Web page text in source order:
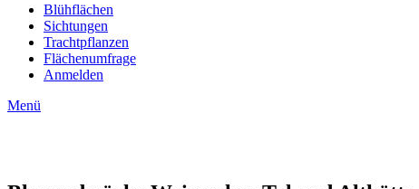
Blühflächen
Sichtungen
Trachtpflanzen
Flächenumfrage
Anmelden
Menü